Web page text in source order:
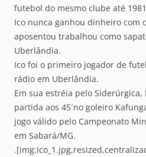
futebol do mesmo clube até
Ico nunca ganhou dinheiro com
aposentou trabalhou como
Uberlândia.
Ico foi o primeiro jogador de
rádio em Uberlândia.
Em sua estréia pelo
partida aos 45´no goleiro
jogo válido pelo Campeonato
em Sabará/MG.